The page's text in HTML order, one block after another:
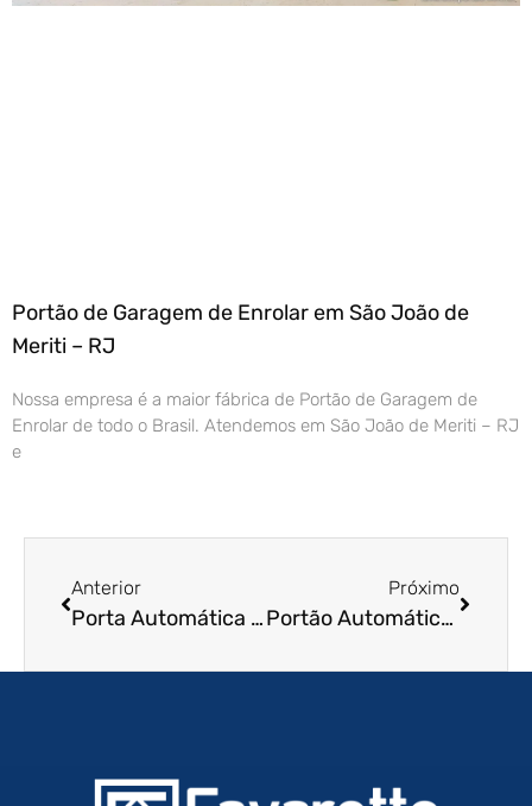
Portão de Garagem de Enrolar em São João de
Meriti – RJ
Nossa empresa é a maior fábrica de Portão de Garagem de
Enrolar de todo o Brasil. Atendemos em São João de Meriti – RJ
e
Anterior
Porta Automática de Enrolar em Piracicaba – SP
Próximo
Portão Automático de Enrolar em Osasco – SP